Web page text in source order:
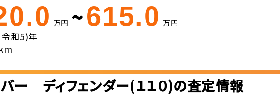
万円 ~615.0 万円
和5)年
ー ディフェンダー(１１０)の査定情報